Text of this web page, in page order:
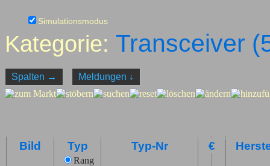
Simulationsmodus
Kategorie: Transceiver (
Spalten → Meldungen ↓
Bild Typ Typ-Nr €
Rang